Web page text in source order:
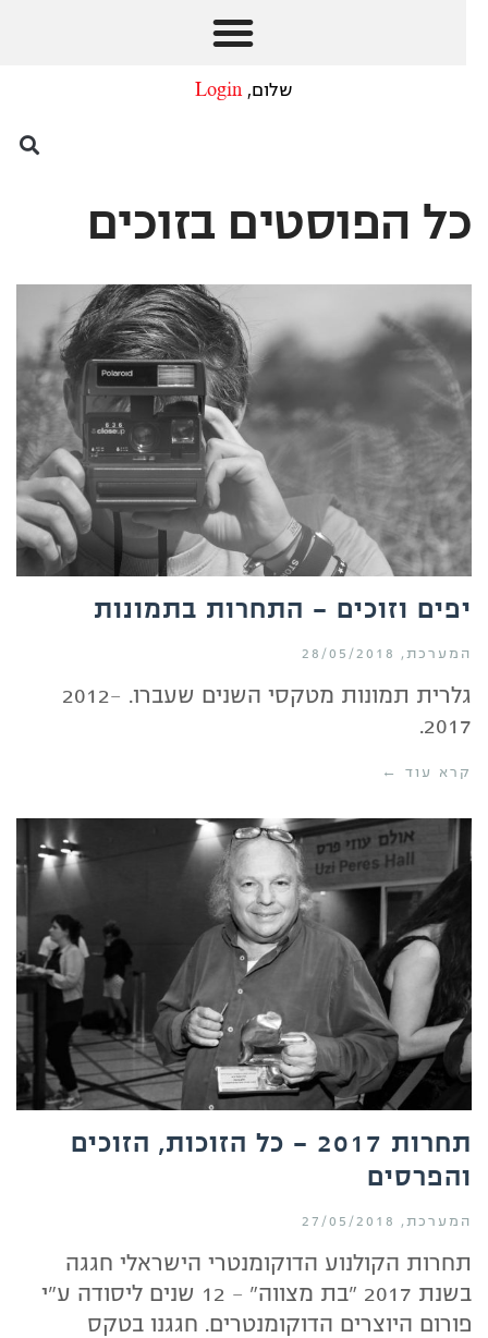
שלום,Login
כל הפוסטים בזוכים
יפים וזוכים – התחרות בתמונות
המערכת 28/05/2018
גלרית תמונות מטקסי השנים שעברו. 2012-
2017.
קרא עוד ←
תחרות 2017 – כל הזוכות, הזוכים
והפרסים
המערכת 27/05/2018
תחרות הקולנוע הדוקומנטרי הישראלי חגגה
בשנת 2017 "בת מצווה" – 12 שנים ליסודה ע"י
פורום היוצרים הדוקומנטרים. חגגנו בטקס